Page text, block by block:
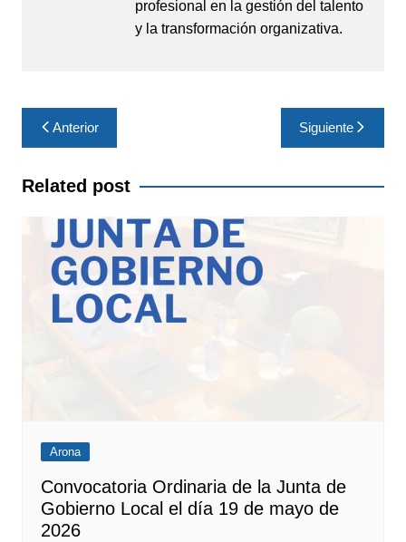
profesional en la gestión del talento
y la transformación organizativa.
Navegación
de
entradas
Anterior Siguiente
Related post
Arona
Convocatoria Ordinaria de la Junta de
Gobierno Local el día 19 de mayo de
2026